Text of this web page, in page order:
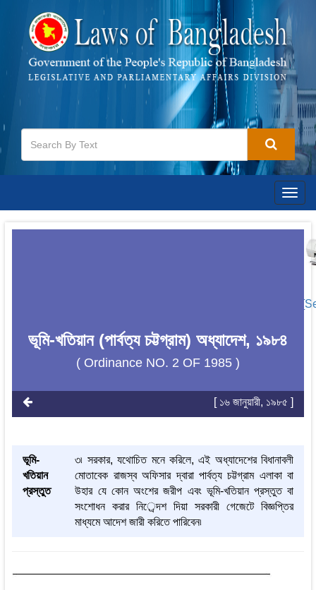
ভূমি-খতিয়ান (পার্বত্য চট্টগ্রাম) অধ্যাদেশ, ১৯৮৪
( Ordinance NO. 2 OF 1985 )
[ ১৬ জানুয়ারী, ১৯৮৫ ]
ভূমি-
খতিয়ান
প্রস্তুত
৩৷ সরকার, যথোচিত মনে করিলে, এই অধ্যাদেশের বিধানাবলী
মোতাবেক রাজস্ব অফিসার দ্বারা পার্বত্য চট্টগ্রাম এলাকা বা
উহার যে কোন অংশের জরীপ এবং ভূমি-খতিয়ান প্রস্তুত বা
সংশোধন করার নির্েদশ দিয়া সরকারী গেজেটে বিজ্ঞপ্তির
মাধ্যমে আদেশ জারী করিতে পারিবেন৷